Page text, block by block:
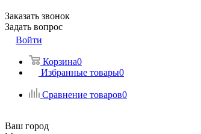
Заказать звонок
Задать вопрос
Войти
Корзина0
Избранные товары0
Сравнение товаров0
Ваш город